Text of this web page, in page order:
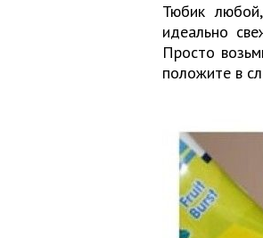
Тюбик
идеально
Просто
положите в